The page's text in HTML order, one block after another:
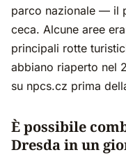
parco nazionale — il
ceca. Alcune aree
principali rotte
abbiano riaperto nel
su npcs.cz prima
È possibile
Dresda in un